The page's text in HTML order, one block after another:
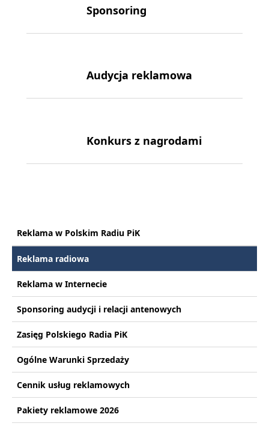
Sponsoring
Audycja reklamowa
Konkurs z nagrodami
Reklama w Polskim Radiu PiK
Reklama radiowa
Reklama w Internecie
Sponsoring audycji i relacji antenowych
Zasięg Polskiego Radia PiK
Ogólne Warunki Sprzedaży
Cennik usług reklamowych
Pakiety reklamowe 2026